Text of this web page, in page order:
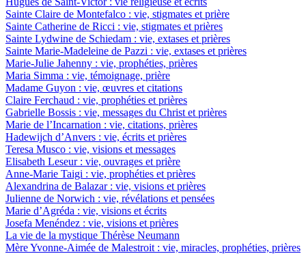
Sainte Claire de Montefalco : vie, stigmates et prière
Sainte Catherine de Ricci : vie, stigmates et prières
Sainte Lydwine de Schiedam : vie, extases et prières
Sainte Marie-Madeleine de Pazzi : vie, extases et prières
Marie-Julie Jahenny : vie, prophéties, prières
Maria Simma : vie, témoignage, prière
Madame Guyon : vie, œuvres et citations
Claire Ferchaud : vie, prophéties et prières
Gabrielle Bossis : vie, messages du Christ et prières
Marie de l’Incarnation : vie, citations, prières
Hadewijch d’Anvers : vie, écrits et prières
Teresa Musco : vie, visions et messages
Elisabeth Leseur : vie, ouvrages et prière
Anne-Marie Taigi : vie, prophéties et prières
Alexandrina de Balazar : vie, visions et prières
Julienne de Norwich : vie, révélations et pensées
Marie d’Agréda : vie, visions et écrits
Josefa Menéndez : vie, visions et prières
La vie de la mystique Thérèse Neumann
Mère Yvonne-Aimée de Malestroit : vie, miracles, prophéties, prières